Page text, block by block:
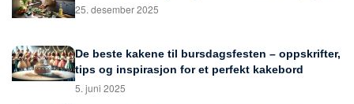
25. desember 2025
De beste kakene til bursdagsfesten – oppskrifter,
tips og inspirasjon for et perfekt kakebord
5. juni 2025